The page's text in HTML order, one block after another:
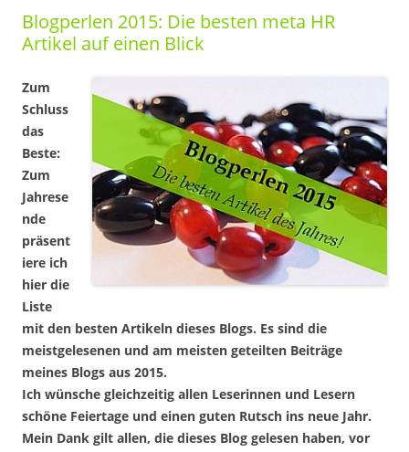
Blogperlen 2015: Die besten meta HR
Artikel auf einen Blick
Zum
Schluss
das
Beste:
Zum
Jahrese
nde
präsent
iere ich
hier die
Liste
mit den besten Artikeln dieses Blogs. Es sind die
meistgelesenen und am meisten geteilten Beiträge
meines Blogs aus 2015.
Ich wünsche gleichzeitig allen Leserinnen und Lesern
schöne Feiertage und einen guten Rutsch ins neue Jahr.
Mein Dank gilt allen, die dieses Blog gelesen haben, vor